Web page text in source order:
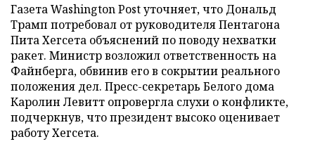
Газета Washington Post уточняет, что Дональд
Трамп потребовал от руководителя Пентагона
Пита Хегсета объяснений по поводу нехватки
ракет. Министр возложил ответственность на
Файнберга, обвинив его в сокрытии реального
положения дел. Пресс-секретарь Белого дома
Каролин Левитт опровергла слухи о конфликте,
подчеркнув, что президент высоко оценивает
работу Хегсета.